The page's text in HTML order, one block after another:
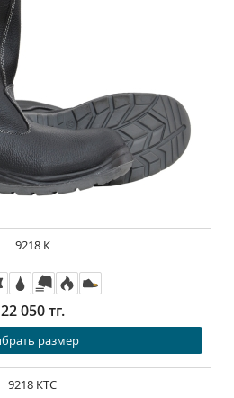
9218 К
22 050 тг.
размер
9218 КТС